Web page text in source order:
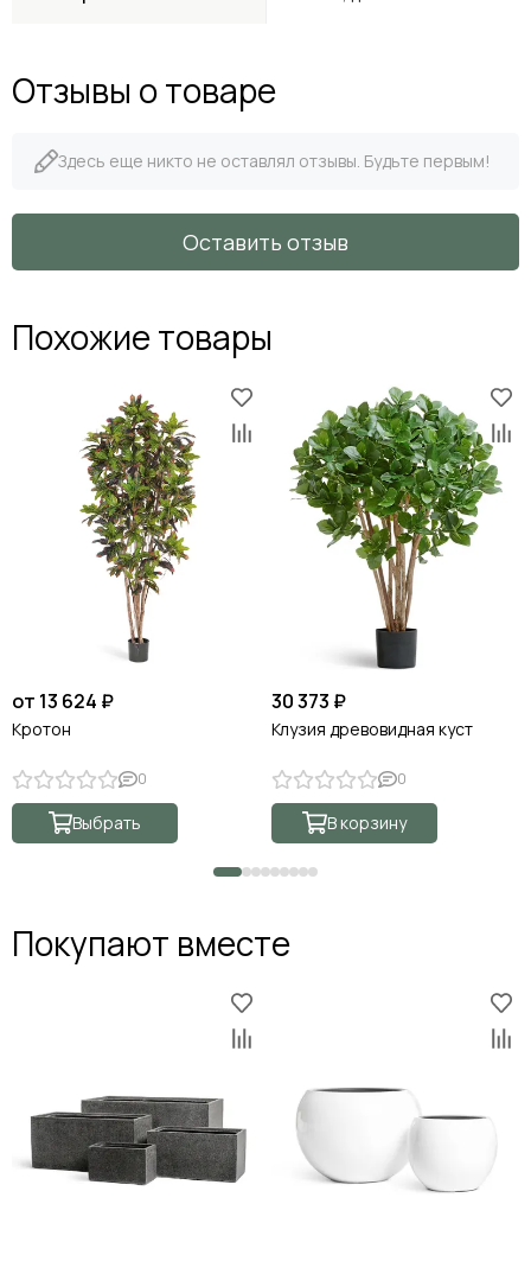
Отзывы о товаре
Здесь еще никто не оставлял отзывы. Будьте первым!
Оставить отзыв
Похожие товары
от 13 624 ₽
Кротон
0
Выбрать
30 373 ₽
Клузия древовидная куст
0
В корзину
Покупают вместе